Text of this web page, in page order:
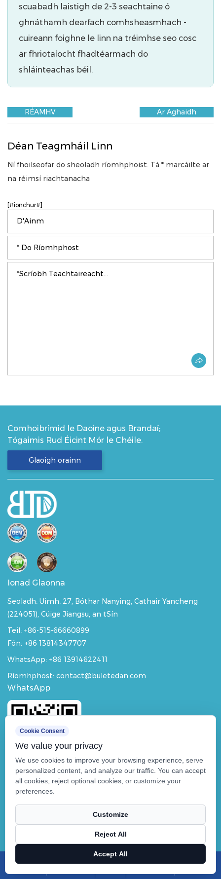
scuabadh laistigh de 2-3 seachtaine ó
ghnáthamh dearfach comhsheasmhach -
cuireann foighne le linn na tréimhse seo cosc ​​
ar fhriotaíocht fhadtéarmach do
shláinteachas béil.
RÉAMHV Ar Aghaidh
Déan Teagmháil Linn
Ní fhoilseofar do sheoladh ríomhphoist. Tá * marcáilte ar
na réimsí riachtanacha
[#ionchur#]
Comhoibrímid le Daoine agus Brandaí;
Tógaimis Rud Éicint Mór le Chéile.
Glaoigh orainn
Ionad Glaonna
Seoladh: Uimh. 27, Bóthar Nanying, Cathair Yancheng
(224051), Cúige Jiangsu, an tSín
Teil: +86-515-66660899
Fón: +86 13814347707
WhatsApp: +86 13914622411
Ríomhphost: contact@buletedan.com
WhatsApp
Cuideachta Deimhnithe
Cookie Consent
We value your privacy
We use cookies to improve your browsing experience, serve
personalized content, and analyze our traffic. You can accept
all cookies, reject optional cookies, or customize your
preferences.
Customize
Reject All
Accept All